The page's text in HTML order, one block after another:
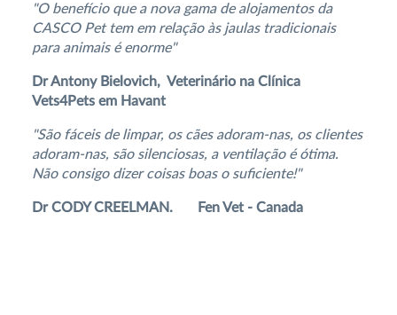
"O benefício que a nova gama de alojamentos da
CASCO Pet tem em relação às jaulas tradicionais
para animais é enorme"
Dr Antony Bielovich, Veterinário na Clínica
Vets4Pets em Havant
"São fáceis de limpar, os cães adoram-nas, os clientes
adoram-nas, são silenciosas, a ventilação é ótima.
Não consigo dizer coisas boas o suficiente!"
Dr CODY CREELMAN. Fen Vet - Canada